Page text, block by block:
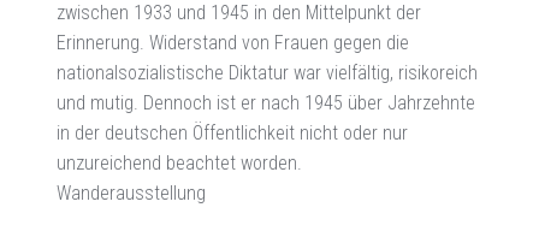
zwischen 1933 und 1945 in den Mittelpunkt der
Erinnerung. Widerstand von Frauen gegen die
nationalsozialistische Diktatur war vielfältig, risikoreich
und mutig. Dennoch ist er nach 1945 über Jahrzehnte
in der deutschen Öffentlichkeit nicht oder nur
unzureichend beachtet worden.
Wanderausstellung